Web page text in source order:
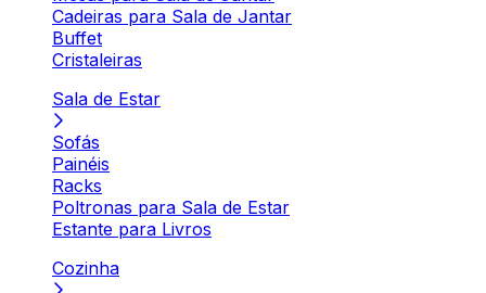
Cadeiras para Sala de Jantar
Buffet
Cristaleiras
Sala de Estar
Sofás
Painéis
Racks
Poltronas para Sala de Estar
Estante para Livros
Cozinha